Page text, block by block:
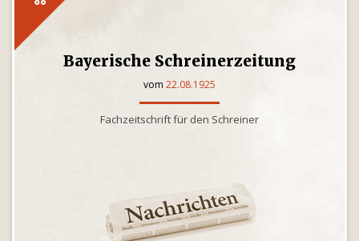
Bayerische Schreinerzeitung
vom 22.08.1925
Fachzeitschrift für den Schreiner